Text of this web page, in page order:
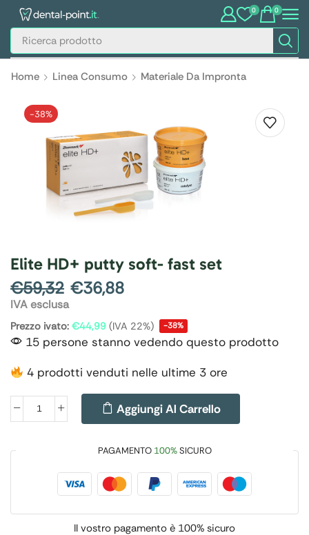
0 0
Home Linea Consumo Materiale Da Impronta
-38%
Elite HD+ putty soft- fast set
€59,32 €36,88
IVA esclusa
Prezzo ivato: €44,99 (IVA 22%) -38%
15 persone stanno vedendo questo prodotto
4 prodotti venduti nelle ultime 3 ore
Aggiungi Al Carrello
PAGAMENTO 100%SICURO
Il vostro pagamento è 100% sicuro